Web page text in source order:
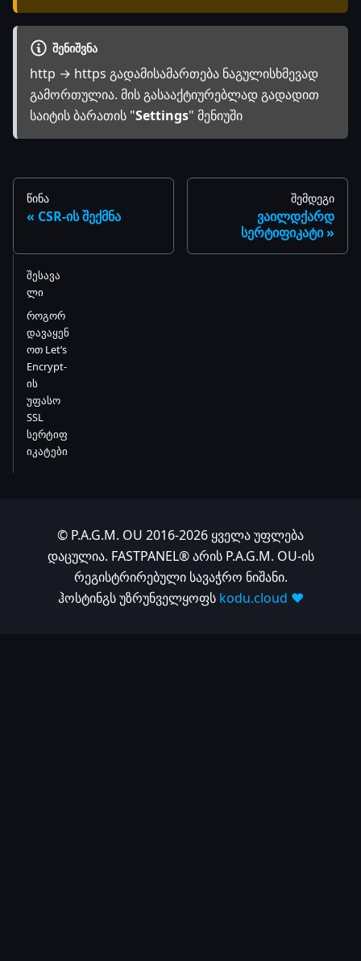
ᲨᲔᲜᲘᲨᲕᲜᲐ
http → https გადამისამართება ნაგულისხმევად
გამორთულია. მის გასააქტიურებლად გადადით
საიტის ბარათის "Settings" მენიუში
წინა
CSR-ის შექმნა
შემდეგი
ვაილდქარდ
სერტიფიკატი
შესავა
ლი
როგორ
დავაყენ
ოთ Let’s
Encrypt-
ის
უფასო
SSL
სერტიფ
იკატები
© P.A.G.M. OU 2016-2026 ყველა უფლება
დაცულია. FASTPANEL® არის P.A.G.M. OU-ის
რეგისტრირებული სავაჭრო ნიშანი.
ჰოსტინგს უზრუნველყოფს kodu.cloud ❤️